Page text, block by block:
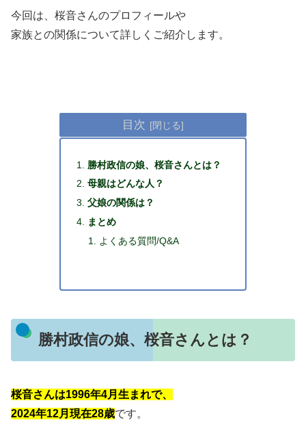
今回は、桜音さんのプロフィールや
家族との関係について詳しくご紹介します。
目次
勝村政信の娘、桜音さんとは？
母親はどんな人？
父娘の関係は？
まとめ
よくある質問/Q&A
勝村政信の娘、桜音さんとは？
桜音さんは1996年4月生まれで、
2024年12月現在28歳です。